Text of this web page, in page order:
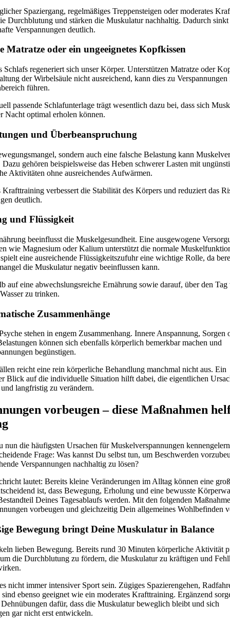
Spaziergang, regelmäßiges Treppensteigen oder moderates
Durchblutung und stärken die Muskulatur nachhaltig. Dadurch
Verspannungen deutlich.
Matratze oder ein ungeeignetes Kopfkissen
Schlafs regeneriert sich unser Körper. Unterstützen Matratze oder
der Wirbelsäule nicht ausreichend, kann dies zu
führen.
passende Schlafunterlage trägt wesentlich dazu bei, dass sich
Nacht optimal erholen können.
und Überbeanspruchung
sondern auch eine falsche Belastung kann
Dazu gehören beispielsweise das Heben schwerer Lasten mit
Aktivitäten ohne ausreichendes Aufwärmen.
Krafttraining verbessert die Stabilität des Körpers und reduziert das
deutlich.
und Flüssigkeit
beeinflusst die Muskelgesundheit. Eine ausgewogene
wie Magnesium oder Kalium unterstützt die normale
eine ausreichende Flüssigkeitszufuhr eine wichtige Rolle, da
die Muskulatur negativ beeinflussen kann.
auf eine abwechslungsreiche Ernährung sowie darauf, über den
zu trinken.
Zusammenhänge
stehen in engem Zusammenhang. Innere Anspannung, Sorgen
können sich ebenfalls körperlich bemerkbar machen und
begünstigen.
reicht eine rein körperliche Behandlung manchmal nicht aus. Ein
Blick auf die individuelle Situation hilft dabei, die eigentlichen
langfristig zu verändern.
vorbeugen – diese Maßnahmen
nun die häufigsten Ursachen für Muskelverspannungen
Frage: Was kannst Du selbst tun, um Beschwerden
Verspannungen nachhaltig zu lösen?
lautet: Bereits kleine Veränderungen im Alltag können eine
ist, dass Bewegung, Erholung und eine bewusste
Deines Tagesablaufs werden. Mit den folgenden
vorbeugen und gleichzeitig Dein allgemeines Wohlbefinden
Bewegung bringt Deine Muskulatur in Balance
lieben Bewegung. Bereits rund 30 Minuten körperliche Aktivität
die Durchblutung zu fördern, die Muskulatur zu kräftigen und
nicht immer intensiver Sport sein. Zügiges Spazierengehen,
ebenso geeignet wie ein moderates Krafttraining. Ergänzend
dafür, dass die Muskulatur beweglich bleibt und sich
gar nicht erst entwickeln.